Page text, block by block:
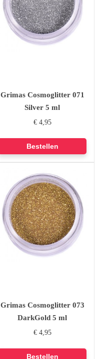
Grimas Cosmoglitter 071
Silver 5 ml
€ 4,95
Grimas Cosmoglitter 073
DarkGold 5 ml
€ 4,95